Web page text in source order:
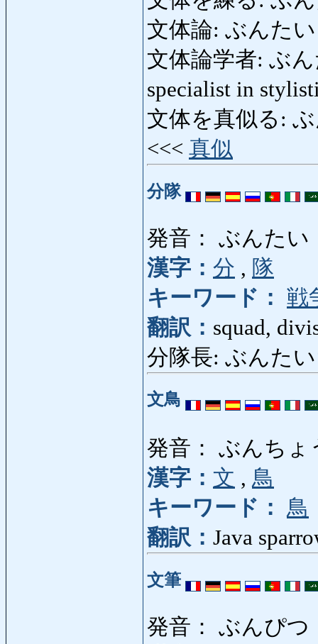
文体論: ぶんた
文体論学者: ぶ
specialist in
文体を真似る:
<<< 真似
分隊
発音： ぶんたい
漢字： 分 , 隊
キーワード： 戦
翻訳： squad,
分隊長: ぶんたい
文鳥
発音： ぶんちょ
漢字： 文 , 鳥
キーワード：
鳥
翻訳： Java
文筆
発音： ぶんぴつ